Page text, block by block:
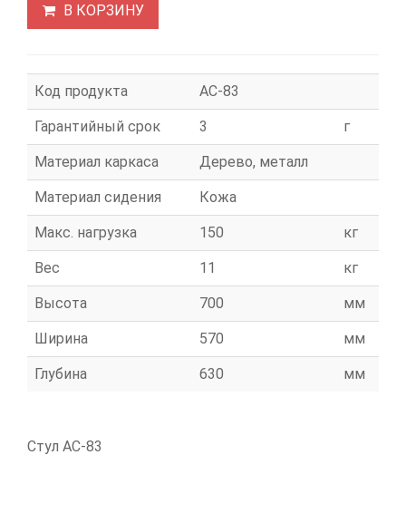
В КОРЗИНУ
Код продукта АС-83
Гарантийный срок 3 г
Материал каркаса Дерево, металл
Материал сидения Кожа
Макс. нагрузка 150 кг
Вес 11 кг
Высота 700 мм
Ширина 570 мм
Глубина 630 мм
Стул АС-83